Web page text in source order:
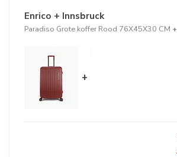
Enrico + Innsbruck
Paradiso Grote koffer Rood 76X45X30 CM +
+